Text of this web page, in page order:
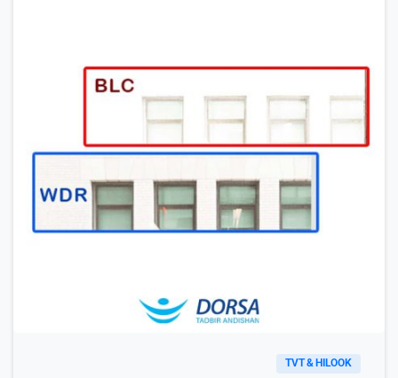
TVT & HILOOK